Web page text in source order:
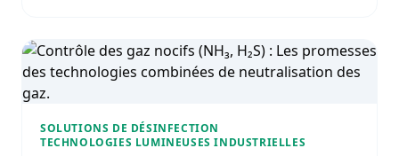
SOLUTIONS DE DÉSINFECTION
TECHNOLOGIES LUMINEUSES INDUSTRIELLES